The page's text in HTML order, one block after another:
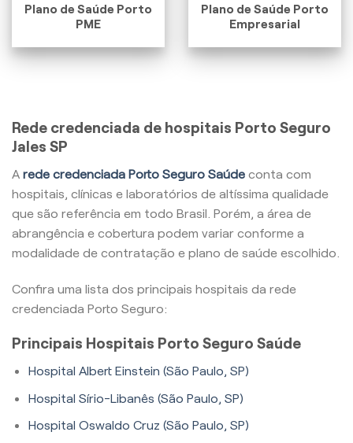
Plano de Saúde Porto
PME
Plano de Saúde Porto
Empresarial
Rede credenciada de hospitais Porto Seguro
Jales SP
A rede credenciada Porto Seguro Saúde conta com
hospitais, clínicas e laboratórios de altíssima qualidade
que são referência em todo Brasil. Porém, a área de
abrangência e cobertura podem variar conforme a
modalidade de contratação e plano de saúde escolhido.
Confira uma lista dos principais hospitais da rede
credenciada Porto Seguro:
Principais Hospitais Porto Seguro Saúde
Hospital Albert Einstein (São Paulo, SP)
Hospital Sírio-Libanês (São Paulo, SP)
Hospital Oswaldo Cruz (São Paulo, SP)